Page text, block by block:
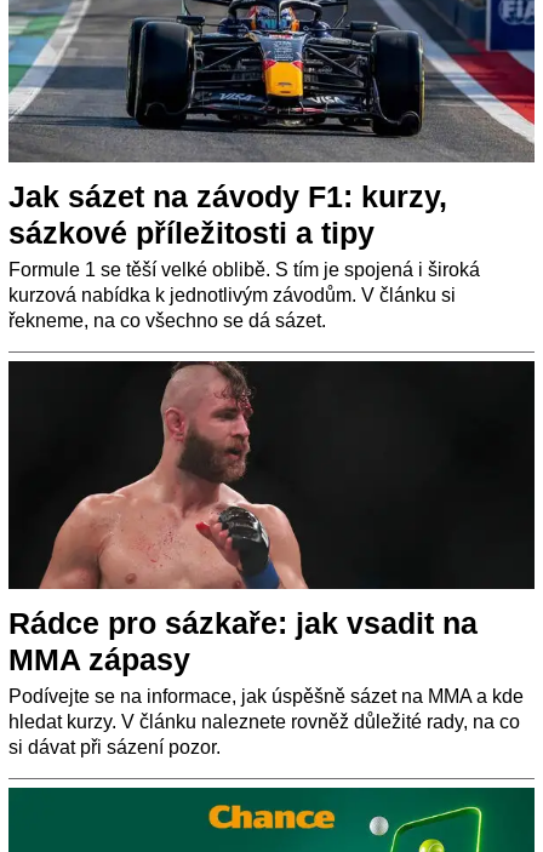
Jak sázet na závody F1: kurzy,
sázkové příležitosti a tipy
Formule 1 se těší velké oblibě. S tím je spojená i široká
kurzová nabídka k jednotlivým závodům. V článku si
řekneme, na co všechno se dá sázet.
Rádce pro sázkaře: jak vsadit na
MMA zápasy
Podívejte se na informace, jak úspěšně sázet na MMA a kde
hledat kurzy. V článku naleznete rovněž důležité rady, na co
si dávat při sázení pozor.